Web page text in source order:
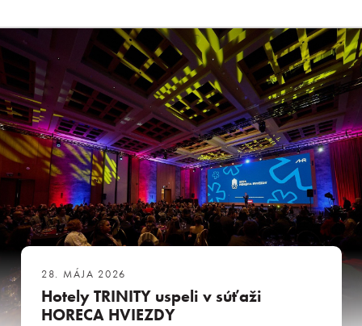
28. MÁJA 2026
Hotely TRINITY uspeli v súťaži
HORECA HVIEZDY